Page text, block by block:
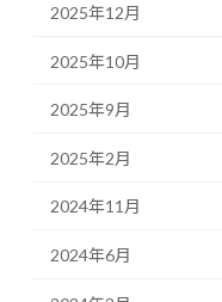
2025年12月
2025年10月
2025年9月
2025年2月
2024年11月
2024年6月